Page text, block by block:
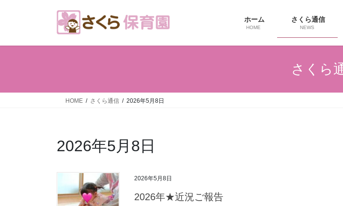
ホーム
HOME
さくら通信
NEWS
さくら
HOME さくら通信 2026年5月8日
2026年5月8日
2026年5月8日
2026年★近況ご報告